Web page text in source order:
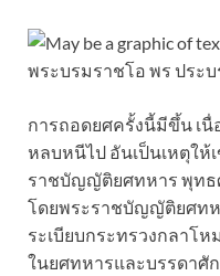
การถอดยศครั้งนี้มีขึ้น เ
หลบหนีไป อันเป็นเหตุให้
ราชบัญญัติยศทหาร พุทธ
โดยพระราชบัญญัติยศทห
ระเบียบกระทรวงกลาโ
ในยศทหารและบรรดาศัก